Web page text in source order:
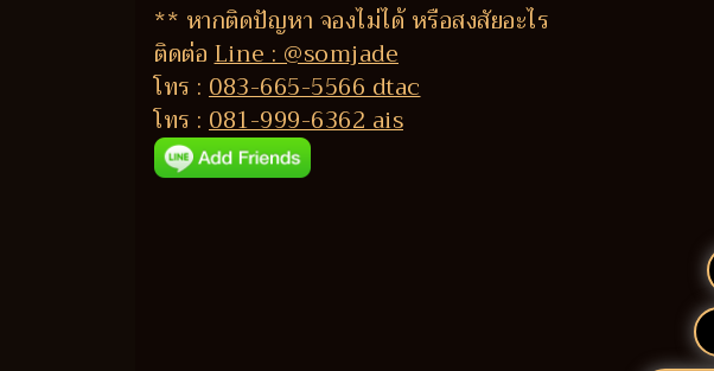
** หากติดปัญหา จองไม่ได้ หรือสงสัยอะไร
ติดต่อLine : @somjade
โทร : 083-665-5566 dtac
โทร : 081-999-6362 ais